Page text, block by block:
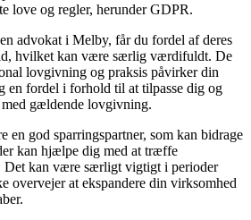
love og regler, herunder GDPR.
advokat i Melby, får du fordel af deres
hvilket kan være særlig værdifuldt. De
lovgivning og praksis påvirker din
en fordel i forhold til at tilpasse dig og
gældende lovgivning.
en god sparringspartner, som kan bidrage
kan hjælpe dig med at træffe
Det kan være særligt vigtigt i perioder
overvejer at ekspandere din virksomhed